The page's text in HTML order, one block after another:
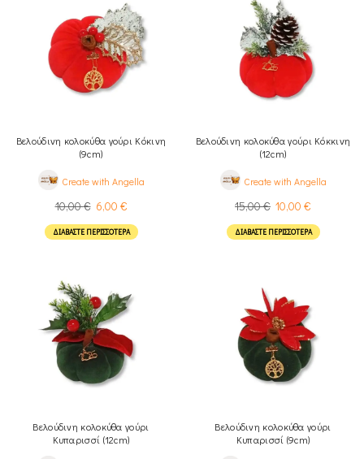
Βελούδινη κολοκύθα γούρι Κόκινη
(9cm)
Create with Angella
10,00€ 6,00 €
ΔΙΑΒΆΣΤΕ ΠΕΡΙΣΣΌΤΕΡΑ
Βελούδινη κολοκύθα γούρι Κόκκινη
(12cm)
Create with Angella
15,00€ 10,00 €
ΔΙΑΒΆΣΤΕ ΠΕΡΙΣΣΌΤΕΡΑ
Βελούδινη κολοκύθα γούρι
Κυπαρισσί (12cm)
Βελούδινη κολοκύθα γούρι
Κυπαρισσί (9cm)